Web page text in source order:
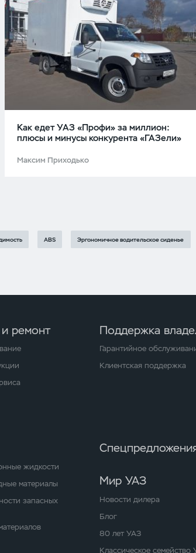
Как едет УАЗ «Профи» за миллион:
плюсы и минусы конкурента «ГАЗели»
Максим Приходько
ABS Эргономичное водительское сиденье
ремонт Поддержка
Гарантийное
Клиентская поддержка
жидкости
материалы
запасных
Мир УАЗ
Новости дилера
Блог
80 лет УАЗ
Классическое семейство